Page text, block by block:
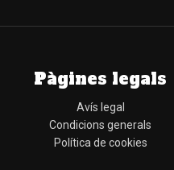
Pàgines legals
Avís legal
Condicions generals
Política de cookies